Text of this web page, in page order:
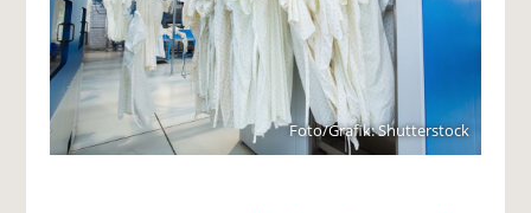
Foto/Grafik: Shutterstock